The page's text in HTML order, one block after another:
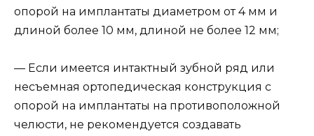
опорой на имплантаты диаметром от 4 мм и
длиной более 10 мм, длиной не более 12 мм;
— Если имеется интактный зубной ряд или
несъемная ортопедическая конструкция с
опорой на имплантаты на противоположной
челюсти, не рекомендуется создавать